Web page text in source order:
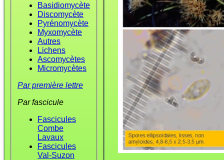
Basidiomycète
Discomycète
Pyrénomycète
Myxomycète
Autres
Lichens
Ascomycètes
Micromycètes
Par première lettre
Par fascicule
Fascicules
Combe
Lavaux
Fascicules
Val-Suzon